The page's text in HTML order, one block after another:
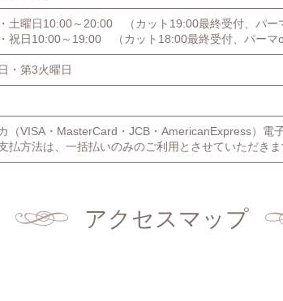
土曜日10:00～20:00 （カット19:00最終受付、 パー
祝日10:00～19:00 （カット18:00最終受付、 パーマ
・第3火曜日
（VISA・MasterCard・JCB・AmericanExpress）電
払方法は、一括払いのみのご利用とさせていただきま
アクセスマップ